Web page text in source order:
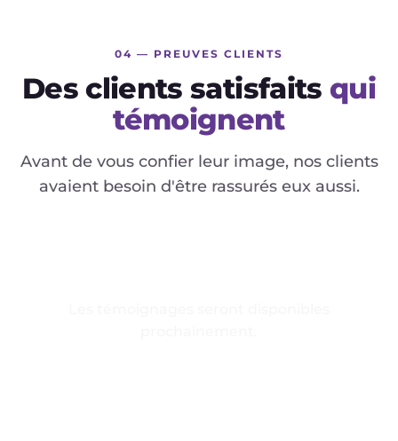
04 — PREUVES CLIENTS
Des clients satisfaitsqui
témoignent
Avant de vous confier leur image, nos clients
avaient besoin d'être rassurés eux aussi.